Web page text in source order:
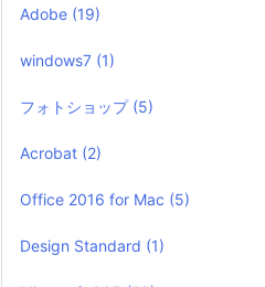
Adobe (19)
windows7 (1)
フォトショップ (5)
Acrobat (2)
Office 2016 for Mac (5)
Design Standard (1)